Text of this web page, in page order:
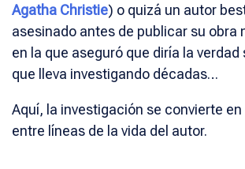
Agatha Christie) o quizá un autor
asesinado antes de publicar su obra
en la que aseguró que diría la
que lleva investigando décadas…
Aquí, la investigación se convierte
entre líneas de la vida del autor.